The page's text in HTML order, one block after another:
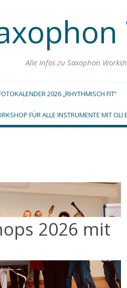
Alle Infos zu Saxophon
2026 „RHYTHMISCH FIT“
FÜR ALLE INSTRUMENTE MIT
2026 mit